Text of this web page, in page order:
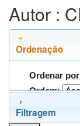
Autor :
Ordenação
Ordenar
Ordem:
Filtragem